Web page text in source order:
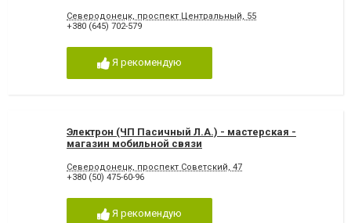
Северодонецк, проспект Центральный, 55
+380 (645) 702-579
Я рекомендую
Электрон (ЧП Пасичный Л.А.) - мастерская -
магазин мобильной связи
Северодонецк, проспект Советский, 47
+380 (50) 475-60-96
Я рекомендую